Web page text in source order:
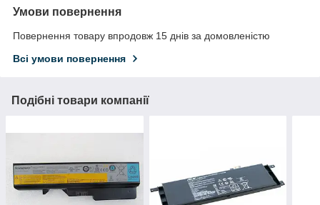
Умови повернення
Повернення товару впродовж 15 днів за домовленістю
Всі умови повернення
Подібні товари компанії